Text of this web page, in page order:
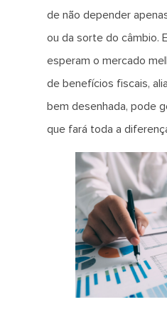
de não depender
ou da sorte do câmbio.
esperam o mercado
de benefícios fiscais,
bem desenhada, pode
que fará toda a